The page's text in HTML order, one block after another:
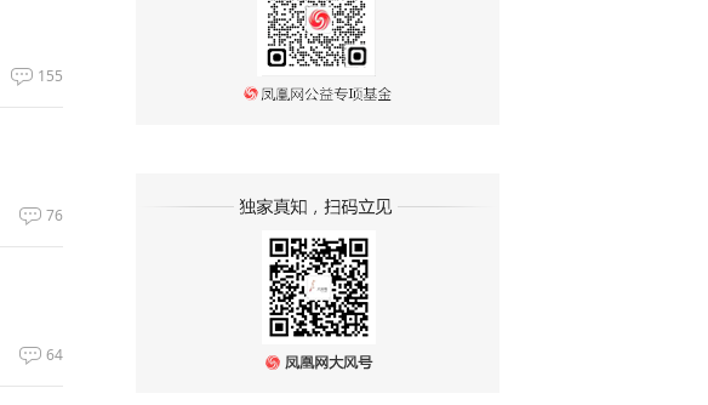
155
76
64